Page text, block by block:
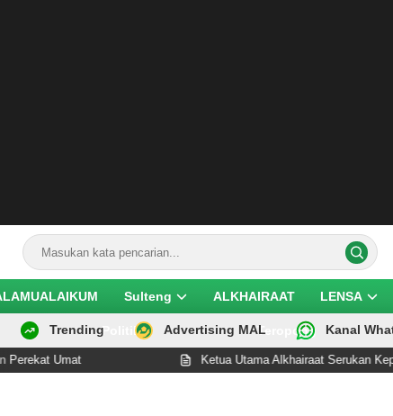
Sulteng ALKHAIRAAT LENSA
Politik Teropong
Trending Advertising MAL Kanal
Ketua Utama Alkhairaat Serukan Kepedulian dan